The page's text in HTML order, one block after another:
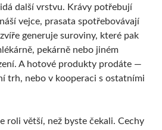
další vrstvu. Krávy potřebují
vejce, prasata spotřebovávají
generuje suroviny, které pak
pekárně nebo jiném
A hotové produkty prodáte —
trh, nebo v kooperaci s ostatními
roli větší, než byste čekali. Cechy